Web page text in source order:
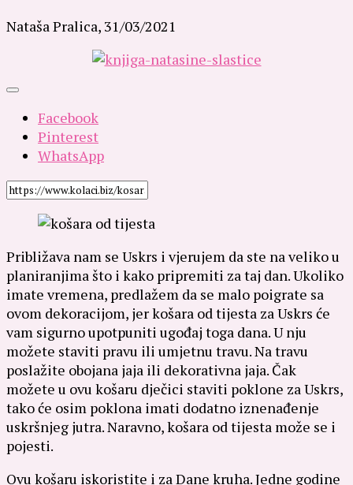
Nataša Pralica, 31/03/2021
Facebook
Pinterest
WhatsApp
Približava nam se Uskrs i vjerujem da ste na veliko u
planiranjima što i kako pripremiti za taj dan. Ukoliko
imate vremena, predlažem da se malo poigrate sa
ovom dekoracijom, jer košara od tijesta za Uskrs će
vam sigurno upotpuniti ugođaj toga dana. U nju
možete staviti pravu ili umjetnu travu. Na travu
poslažite obojana jaja ili dekorativna jaja. Čak
možete u ovu košaru dječici staviti poklone za Uskrs,
tako će osim poklona imati dodatno iznenađenje
uskršnjeg jutra. Naravno, košara od tijesta može se i
pojesti.
Ovu košaru iskoristite i za Dane kruha. Jedne godine